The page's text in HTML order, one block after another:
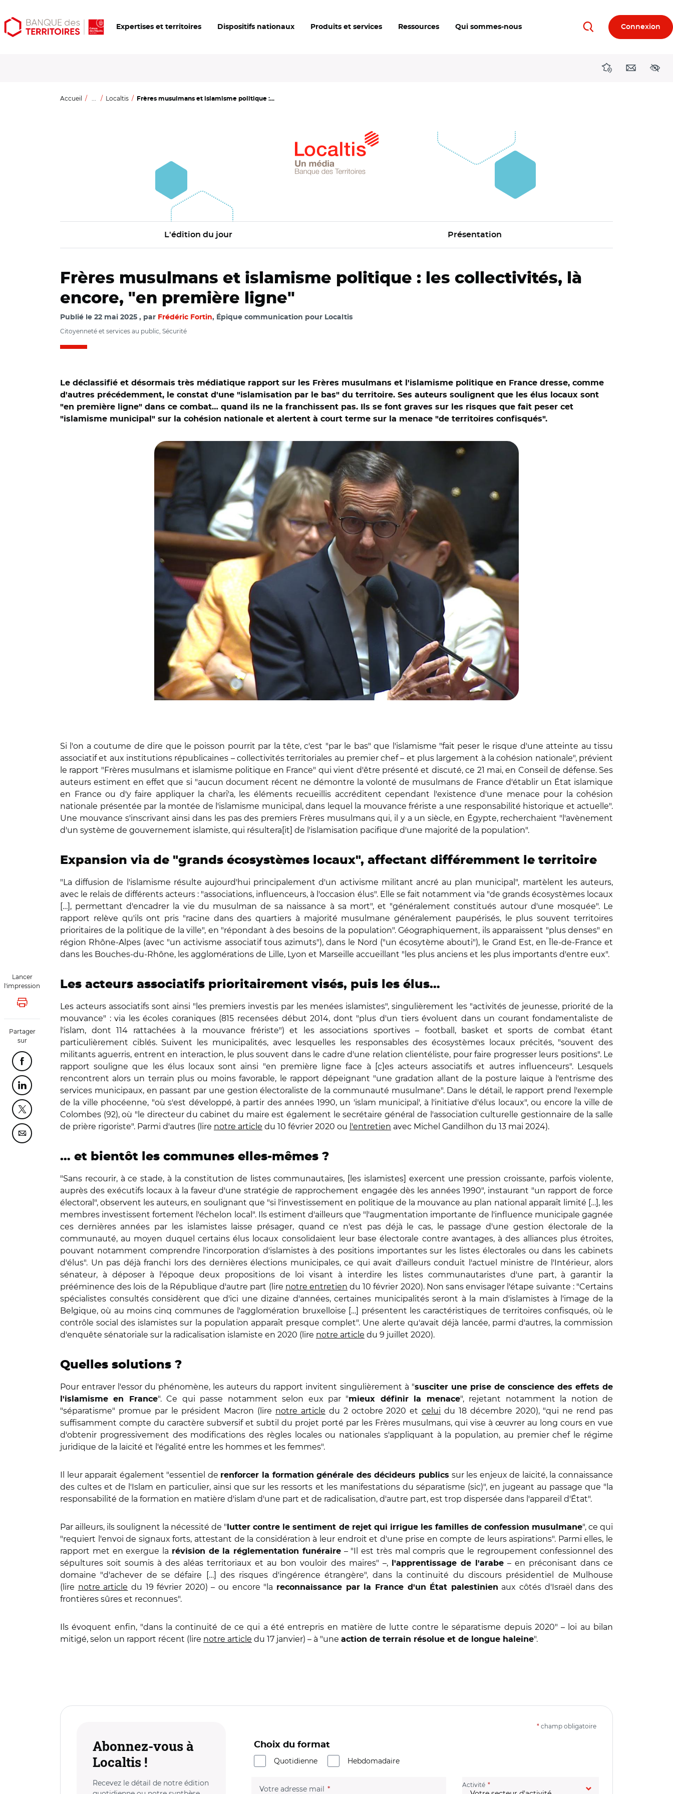
Aller
au
Aller
au
Ouvrir
les
Expertises et territoires Dispositifs nationaux Produits et services Ressources Qui sommes-nous RechercherConnexion
DirectionsContact
Accueil ... Localtis Frères musulmans et islamisme politique :...
L'édition du jour Présentation
Lancer
l'impression
Lancer l'impression
Partager
sur
Partager cette page sur Facebook
Partager cette page sur Linkedin
Partager cette page sur Twitter
Partager cette page sur Courriel
Frères musulmans et islamisme politique : les collectivités, là
encore, "en première ligne"
Publié le 22 mai 2025 par Frédéric Fortin, Épique communication pour Localtis
Citoyenneté et services au public, Sécurité
Le déclassifié et désormais très médiatique rapport sur les Frères musulmans et l'islamisme politique en France dresse, comme
d'autres précédemment, le constat d'une "islamisation par le bas" du territoire. Ses auteurs soulignent que les élus locaux sont
"en première ligne" dans ce combat… quand ils ne la franchissent pas. Ils se font graves sur les risques que fait peser cet
"islamisme municipal" sur la cohésion nationale et alertent à court terme sur la menace "de territoires confisqués".
Si l'on a coutume de dire que le poisson pourrit par la tête, c'est "par le bas" que l'islamisme "fait peser le risque d'une atteinte au tissu
associatif et aux institutions républicaines – collectivités territoriales au premier chef – et plus largement à la cohésion nationale", prévient
le rapport "Frères musulmans et islamisme politique en France" qui vient d'être présenté et discuté, ce 21 mai, en Conseil de défense. Ses
auteurs estiment en effet que si "aucun document récent ne démontre la volonté de musulmans de France d'établir un État islamique
en France ou d'y faire appliquer la charî'a, les éléments recueillis accréditent cependant l'existence d'une menace pour la cohésion
nationale présentée par la montée de l'islamisme municipal, dans lequel la mouvance frériste a une responsabilité historique et actuelle".
Une mouvance s'inscrivant ainsi dans les pas des premiers Frères musulmans qui, il y a un siècle, en Égypte, recherchaient "l'avènement
d'un système de gouvernement islamiste, qui résultera[it] de l'islamisation pacifique d'une majorité de la population".
Expansion via de "grands écosystèmes locaux", affectant différemment le territoire
"La diffusion de l'islamisme résulte aujourd'hui principalement d'un activisme militant ancré au plan municipal", martèlent les auteurs,
avec le relais de différents acteurs : "associations, influenceurs, à l'occasion élus". Elle se fait notamment via "de grands écosystèmes locaux
[…], permettant d'encadrer la vie du musulman de sa naissance à sa mort", et "généralement constitués autour d'une mosquée". Le
rapport relève qu'ils ont pris "racine dans des quartiers à majorité musulmane généralement paupérisés, le plus souvent territoires
prioritaires de la politique de la ville", en "répondant à des besoins de la population". Géographiquement, ils apparaissent "plus denses" en
région Rhône-Alpes (avec "un activisme associatif tous azimuts"), dans le Nord ("un écosytème abouti"), le Grand Est, en Île-de-France et
dans les Bouches-du-Rhône, les agglomérations de Lille, Lyon et Marseille accueillant "les plus anciens et les plus importants d'entre eux".
Les acteurs associatifs prioritairement visés, puis les élus…
Les acteurs associatifs sont ainsi "les premiers investis par les menées islamistes", singulièrement les "activités de jeunesse, priorité de la
mouvance" : via les écoles coraniques (815 recensées début 2014, dont "plus d'un tiers évoluent dans un courant fondamentaliste de
l'islam, dont 114 rattachées à la mouvance frériste") et les associations sportives – football, basket et sports de combat étant
particulièrement ciblés. Suivent les municipalités, avec lesquelles les responsables des écosystèmes locaux précités, "souvent des
militants aguerris, entrent en interaction, le plus souvent dans le cadre d'une relation clientéliste, pour faire progresser leurs positions". Le
rapport souligne que les élus locaux sont ainsi "en première ligne face à [c]es acteurs associatifs et autres influenceurs". Lesquels
rencontrent alors un terrain plus ou moins favorable, le rapport dépeignant "une gradation allant de la posture laïque à l'entrisme des
services municipaux, en passant par une gestion électoraliste de la communauté musulmane". Dans le détail, le rapport prend l'exemple
de la ville phocéenne, "où s'est développé, à partir des années 1990, un 'islam municipal', à l'initiative d'élus locaux", ou encore la ville de
Colombes (92), où "le directeur du cabinet du maire est également le secrétaire général de l'association culturelle gestionnaire de la salle
de prière rigoriste". Parmi d'autres (lire notre article du 10 février 2020 ou l'entretien avec Michel Gandilhon du 13 mai 2024).
… et bientôt les communes elles-mêmes ?
"Sans recourir, à ce stade, à la constitution de listes communautaires, [les islamistes] exercent une pression croissante, parfois violente,
auprès des exécutifs locaux à la faveur d'une stratégie de rapprochement engagée dès les années 1990", instaurant "un rapport de force
électoral", observent les auteurs, en soulignant que "si l'investissement en politique de la mouvance au plan national apparaît limité […], les
membres investissent fortement l'échelon local". Ils estiment d'ailleurs que "l'augmentation importante de l'influence municipale gagnée
ces dernières années par les islamistes laisse présager, quand ce n'est pas déjà le cas, le passage d'une gestion électorale de la
communauté, au moyen duquel certains élus locaux consolidaient leur base électorale contre avantages, à des alliances plus étroites,
pouvant notamment comprendre l'incorporation d'islamistes à des positions importantes sur les listes électorales ou dans les cabinets
d'élus". Un pas déjà franchi lors des dernières élections municipales, ce qui avait d'ailleurs conduit l'actuel ministre de l'Intérieur, alors
sénateur, à déposer à l'époque deux propositions de loi visant à interdire les listes communautaristes d'une part, à garantir la
prééminence des lois de la République d'autre part (lire notre entretien du 10 février 2020). Non sans envisager l'étape suivante : "Certains
spécialistes consultés considèrent que d'ici une dizaine d'années, certaines municipalités seront à la main d'islamistes à l'image de la
Belgique, où au moins cinq communes de l'agglomération bruxelloise […] présentent les caractéristiques de territoires confisqués, où le
contrôle social des islamistes sur la population apparaît presque complet". Une alerte qu'avait déjà lancée, parmi d'autres, la commission
d'enquête sénatoriale sur la radicalisation islamiste en 2020 (lire notre article du 9 juillet 2020).
Quelles solutions ?
Pour entraver l'essor du phénomène, les auteurs du rapport invitent singulièrement à "susciter une prise de conscience des effets de
l'islamisme en France". Ce qui passe notamment selon eux par "mieux définir la menace", rejetant notamment la notion de
"séparatisme" promue par le président Macron (lire notre article du 2 octobre 2020 etcelui du 18 décembre 2020), "qui ne rend pas
suffisamment compte du caractère subversif et subtil du projet porté par les Frères musulmans, qui vise à œuvrer au long cours en vue
d'obtenir progressivement des modifications des règles locales ou nationales s'appliquant à la population, au premier chef le régime
juridique de la laïcité et l'égalité entre les hommes et les femmes".
Il leur apparait également "essentiel de renforcer la formation générale des décideurs publics sur les enjeux de laïcité, la connaissance
des cultes et de l'Islam en particulier, ainsi que sur les ressorts et les manifestations du séparatisme (sic)", en jugeant au passage que "la
responsabilité de la formation en matière d'islam d'une part et de radicalisation, d'autre part, est trop dispersée dans l'appareil d'État".
Par ailleurs, ils soulignent la nécessité de " lutter contre le sentiment de rejet qui irrigue les familles de confession musulmane", ce qui
"requiert l'envoi de signaux forts, attestant de la considération à leur endroit et d'une prise en compte de leurs aspirations". Parmi elles, le
rapport met en exergue la révision de la réglementation funéraire– "Il est très mal compris que le regroupement confessionnel des
sépultures soit soumis à des aléas territoriaux et au bon vouloir des maires" –,
l'apprentissage de l'arabe– en préconisant dans ce
domaine "d'achever de se défaire […] des risques d'ingérence étrangère", dans la continuité du discours présidentiel de Mulhouse
(lire notre article du 19 février 2020) – ou encore "la reconnaissance par la France d'un État palestinien aux côtés d'Israël dans des
frontières sûres et reconnues".
Ils évoquent enfin, "dans la continuité de ce qui a été entrepris en matière de lutte contre le séparatisme depuis 2020" – loi au bilan
mitigé, selon un rapport récent (lire notre article du 17 janvier) – à "une action de terrain résolue et de longue haleine".
Abonnez-vous à
Localtis !
Recevez le détail de notre édition
* champ obligatoire
Choix du format
Quotidienne
Hebdomadaire
Votre adresse mail (champ obligatoire) Activité (champ obligatoire)